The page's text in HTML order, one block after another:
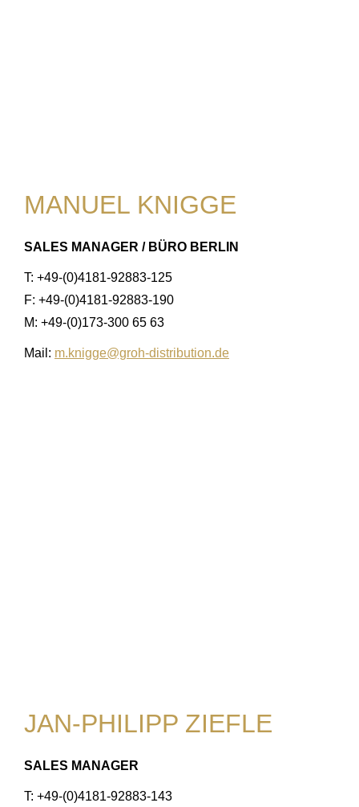
MANUEL KNIGGE
SALES MANAGER / BÜRO BERLIN
T: +49-(0)4181-92883-125
F: +49-(0)4181-92883-190
M: +49-(0)173-300 65 63
Mail: m.knigge@groh-distribution.de
JAN-PHILIPP ZIEFLE
SALES MANAGER
T: +49-(0)4181-92883-143